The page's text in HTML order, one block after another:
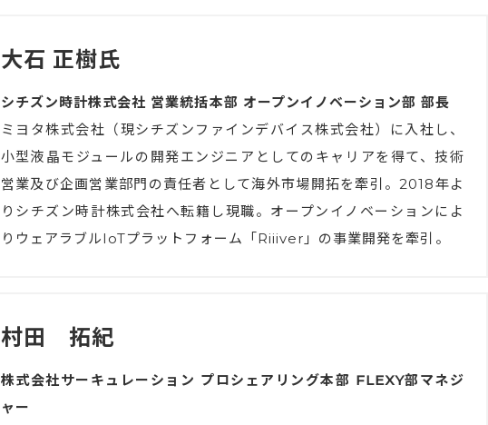
大石 正樹氏
シチズン時計株式会社 営業統括本部 オープンイノベーション部 部長
ミヨタ株式会社（現シチズンファインデバイス株式会社）に入社し、
小型液晶モジュールの開発エンジニアとしてのキャリアを得て、技術
営業及び企画営業部門の責任者として海外市場開拓を牽引。2018年よ
りシチズン時計株式会社へ転籍し現職。オープンイノベーションによ
りウェアラブルIoTプラットフォーム「Riiiver」の事業開発を牽引。
村田 拓紀
株式会社サーキュレーション プロシェアリング本部 FLEXY部マネジ
ャー